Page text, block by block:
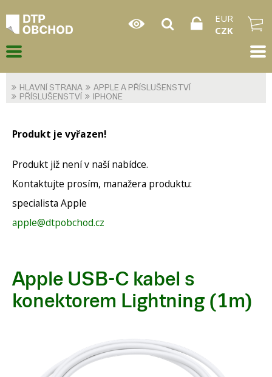
EUR
CZK
HLAVNÍ STRANA
APPLE A PŘÍSLUŠENSTVÍ
PŘÍSLUŠENSTVÍ
IPHONE
Produkt je vyřazen!
Produkt již není v naší nabídce.
Kontaktujte prosím, manažera produktu:
specialista Apple
apple@dtpobchod.cz
Apple USB-C kabel s
konektorem Lightning (1m)